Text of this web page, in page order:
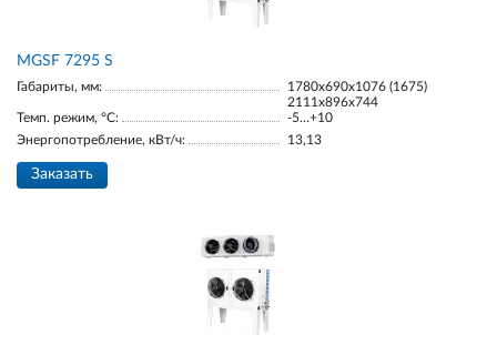
МGSF 7295 S
Габариты, мм:
1780х690х1076 (1675)
2111х896х744
Темп. режим, °С:
-5…+10
Энергопотребление, кВт/ч:
13,13
Заказать